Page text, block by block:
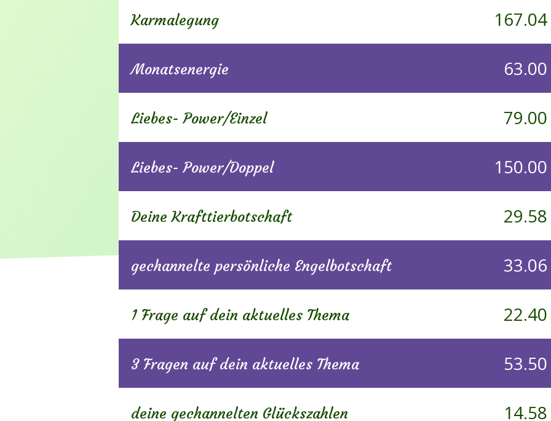
Karmalegung
Monatsenergie
Liebes- Power/Einzel
Liebes- Power/Doppel
Deine Krafttierbotschaft
gechannelte persönliche Engelbotschaft
1 Frage auf dein aktuelles Thema
3 Fragen auf dein aktuelles Thema
deine gechannelten Glückszahlen